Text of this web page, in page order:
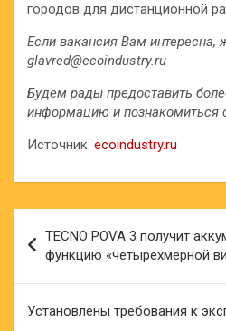
городов для дистанционной
Если вакансия Вам
glavred@ecoindustry.ru
Будем рады предоставить
информацию и познакомиться
Источник: ecoindustry.ru
по
записям
TECNO POVA 3 получит
функцию «четырехмерной
Установлены требования к